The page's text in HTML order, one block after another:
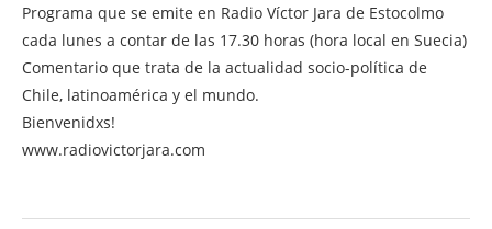
Programa que se emite en Radio Víctor Jara de Estocolmo
cada lunes a contar de las 17.30 horas (hora local en Suecia)
Comentario que trata de la actualidad socio-política de
Chile, latinoamérica y el mundo.
Bienvenidxs!
www.radiovictorjara.com